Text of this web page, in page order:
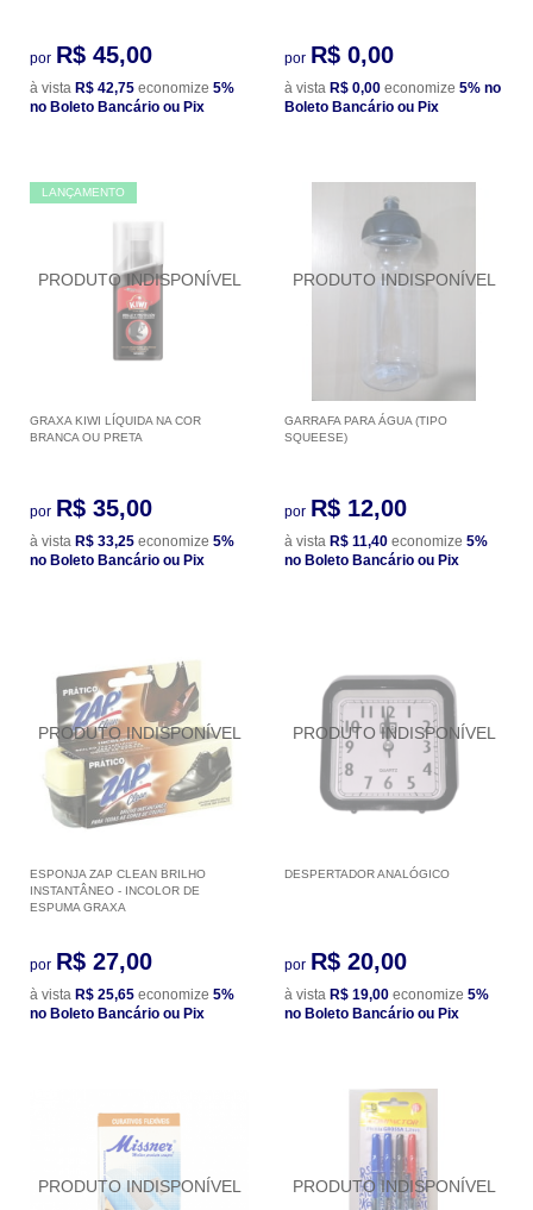
por R$ 45,00
à vista R$ 42,75 economize 5%
no Boleto Bancário ou Pix
por R$ 0,00
à vista R$ 0,00 economize 5% no
Boleto Bancário ou Pix
LANÇAMENTO
GRAXA KIWI LÍQUIDA NA COR
BRANCA OU PRETA
por R$ 35,00
à vista R$ 33,25 economize 5%
no Boleto Bancário ou Pix
GARRAFA PARA ÁGUA (TIPO
SQUEESE)
por R$ 12,00
à vista R$ 11,40 economize 5%
no Boleto Bancário ou Pix
ESPONJA ZAP CLEAN BRILHO
INSTANTÂNEO - INCOLOR DE
ESPUMA GRAXA
por R$ 27,00
à vista R$ 25,65 economize 5%
no Boleto Bancário ou Pix
DESPERTADOR ANALÓGICO
por R$ 20,00
à vista R$ 19,00 economize 5%
no Boleto Bancário ou Pix